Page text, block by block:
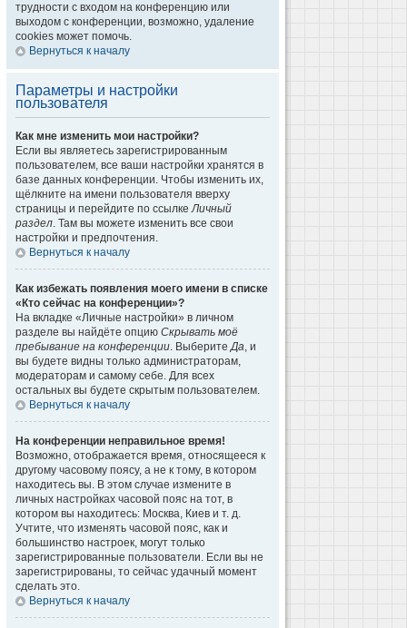
трудности с входом на конференцию или
выходом с конференции, возможно, удаление
cookies может помочь.
Вернуться к началу
Параметры и настройки
пользователя
Как мне изменить мои настройки?
Если вы являетесь зарегистрированным
пользователем, все ваши настройки хранятся в
базе данных конференции. Чтобы изменить их,
щёлкните на имени пользователя вверху
страницы и перейдите по ссылкеЛичный
раздел. Там вы можете изменить все свои
настройки и предпочтения.
Вернуться к началу
Как избежать появления моего имени в списке
«Кто сейчас на конференции»?
На вкладке «Личные настройки» в личном
разделе вы найдёте опцию Скрывать моё
пребывание на конференции. ВыберитеДа, и
вы будете видны только администраторам,
модераторам и самому себе. Для всех
остальных вы будете скрытым пользователем.
Вернуться к началу
На конференции неправильное время!
Возможно, отображается время, относящееся к
другому часовому поясу, а не к тому, в котором
находитесь вы. В этом случае измените в
личных настройках часовой пояс на тот, в
котором вы находитесь: Москва, Киев и т. д.
Учтите, что изменять часовой пояс, как и
большинство настроек, могут только
зарегистрированные пользователи. Если вы не
зарегистрированы, то сейчас удачный момент
сделать это.
Вернуться к началу